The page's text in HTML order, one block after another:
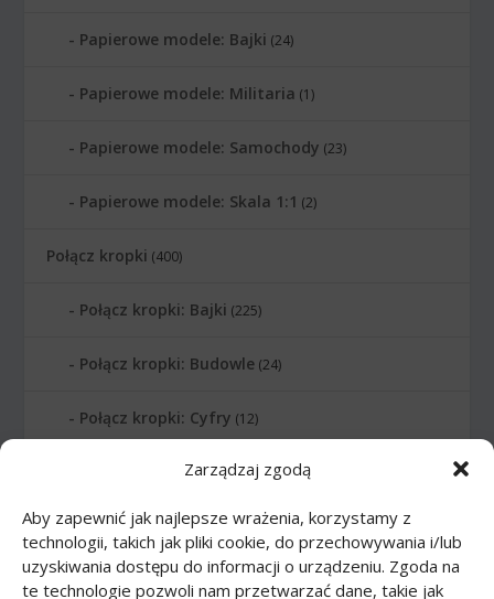
Zarządzaj zgodą
Aby zapewnić jak najlepsze wrażenia, korzystamy z
technologii, takich jak pliki cookie, do przechowywania i/lub
uzyskiwania dostępu do informacji o urządzeniu. Zgoda na
te technologie pozwoli nam przetwarzać dane, takie jak
Papierowe modele: Bajki (24)
Papierowe modele: Militaria (1)
Papierowe modele: Samochody (23)
Papierowe modele: Skala 1:1 (2)
Połącz kropki (400)
Połącz kropki: Bajki (225)
Połącz kropki: Budowle (24)
Połącz kropki: Cyfry (12)
Połącz kropki: Instrumenty muzyczne
Połącz kropki: Litery(6)
Połącz kropki: Planety (10)